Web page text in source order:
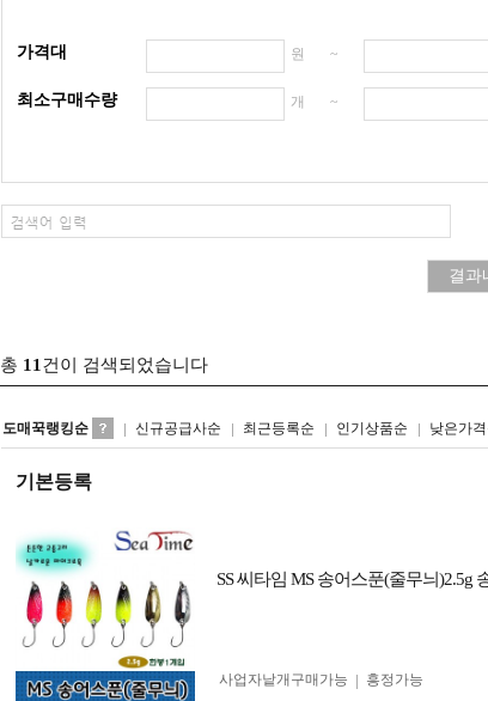
가격대 원 ~
최소구매수량 개 ~
총 11 건이 검색되었습니다
도매꾹랭킹순 신규공급사순 최근등록순 인기상품순 낮은가
리스트형갤러리형
기본등록
SS 씨타임 MS 송어스푼(줄무늬)2.5g
사업자 낱개구매가능 흥정가능